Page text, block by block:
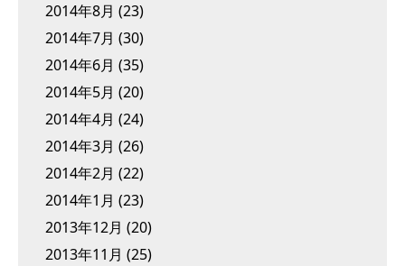
2014年8月 (23)
2014年7月 (30)
2014年6月 (35)
2014年5月 (20)
2014年4月 (24)
2014年3月 (26)
2014年2月 (22)
2014年1月 (23)
2013年12月 (20)
2013年11月 (25)